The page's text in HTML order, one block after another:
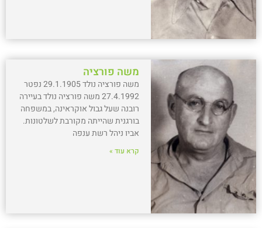
משה פורציה
משה פורציה נולד 29.1.1905 נפטר
27.4.1992 משה פורציה נולד בעיירה
רובנה שעל גבול אוקראינה, במשפחה
בורגנית שהייתה מקורבת לשלטונות.
אביו ניהל רשת ענפה
קרא עוד »